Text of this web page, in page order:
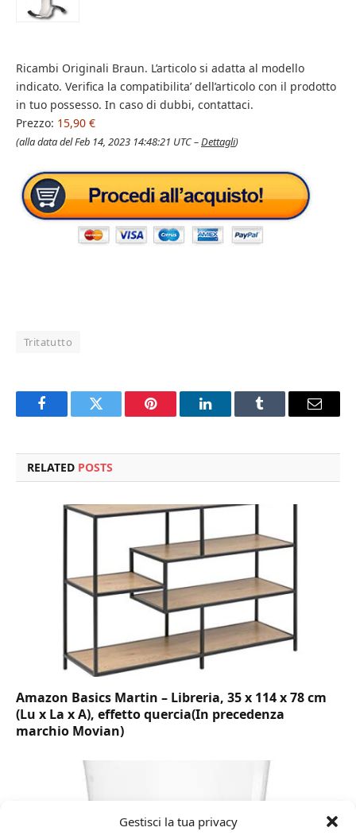
Gestisci la tua privacy
Ricambi Originali Braun. L’articolo si adatta al modello
indicato. Verifica la compatibilita’ dell’articolo con il prodotto
in tuo possesso. In caso di dubbi, contattaci.
Prezzo: 15,90 €
(alla data del Feb 14, 2023 14:48:21 UTC –Dettagli)
Tritatutto
FacebookTwitter Pinterest LinkedInTumblr Email
RELATED POSTS
Amazon Basics Martin – Libreria, 35 x 114 x 78 cm
(Lu x La x A), effetto quercia(In precedenza
marchio Movian)